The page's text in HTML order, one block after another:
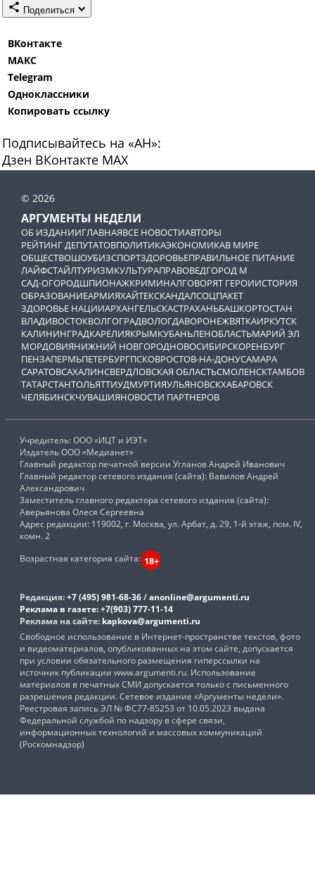
Поделиться
ВКонтакте
МАКС
Telegram
Одноклассники
Копировать ссылку
Подписывайтесь на «АН»:
Дзен ВКонтакте МАХ
© 2026
АРГУМЕНТЫ НЕДЕЛИ
ОБ ИЗДАНИИГЛАВНАЯВСЕ НОВОСТИАВТОРЫ
РЕЙТИНГ ДЕПУТАТОВПОЛИТИКАЭКОНОМИКАВ МИРЕ
ОБЩЕСТВОШОУБИЗСПОРТЗДОРОВЬЕПРАВИЛЬНОЕ ПИТАНИЕ
ЛАЙФСТАЙЛТУРИЗМКУЛЬТУРАПРАВОВЕДГОРОД М
САД-ОГОРОДШПИОНАЖКРИМИНАЛГОВОРЯТ ГЕРОИИСТОРИЯ
ОБРАЗОВАНИЕАРМИЯХАЙТЕКСКАНДАЛСОЦПАКЕТ
ЗДОРОВЬЕ НАЦИИАРХАНГЕЛЬСКАСТРАХАНЬБАШКОРТОСТАН
ВЛАДИВОСТОКВОЛГОГРАДВОЛОГДАВОРОНЕЖВЯТКАИРКУТСК
КАЛИНИНГРАДКАРЕЛИЯКРЫМКУБАНЬЛЕНОБЛАСТЬМАРИЙ ЭЛ
МОРДОВИЯНИЖНИЙ НОВГОРОДНОВОСИБИРСКОРЕНБУРГ
ПЕНЗАПЕРМЬПЕТЕРБУРГПСКОВРОСТОВ-НА-ДОНУСАМАРА
САРАТОВСАХАЛИНСВЕРДЛОВСКАЯ ОБЛАСТЬСМОЛЕНСКТАМБОВ
ТАТАРСТАНТОЛЬЯТТИУДМУРТИЯУЛЬЯНОВСКХАБАРОВСК
ЧЕЛЯБИНСКЧУВАШИЯНОВОСТИ ПАРТНЕРОВ
Учредитель: ООО «ИЦТ и ИЭТ»
Издатель ООО «Медианет»
Главный редактор печатной версии Угланов Андрей Иванович
Главный редактор сетевого издания (сайта): Вавилов Андрей
Александрович
Заместитель главного редактора сетевого издания (сайта):
Аверьянова Олеся Сергеевна
Адрес редакции: 119002, г. Москва, ул. Арбат, д. 29, 1-й этаж, пом. IV,
комн. 2
Возрастная категория сайта: 18+
Редакция:+7 (495) 981-68-36/anonline@argumenti.ru
Реклама в газете:+7(903) 777-11-14
Реклама на сайте: kapkova@argumenti.ru
Свободное использование в Интернет-пространстве текстов, фото
и видеоматериалов, опубликованных на этом сайте, допускается
при условии обязательного размещения гиперссылки на
источник публикации www.argumenti.ru. Использование
материалов в печатных СМИ допускается только с письменного
разрешения редакции. Сетевое издание «Аргументы недели».
Реестровая запись ЭЛ № ФС77-85253 от 10.05.2023 выдана
Федеральной службой по надзору в сфере связи,
информационных технологий и массовых коммуникаций
(Роскомнадзор)